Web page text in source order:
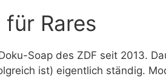
für Rares
Soap des ZDF seit 2013.
ist) eigentlich ständig.